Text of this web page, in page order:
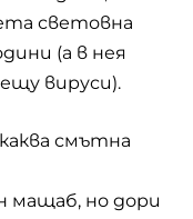
световна
(а в нея
вируси).
смътна
но дори